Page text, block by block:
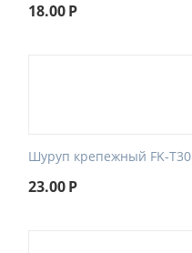
18.00Р
Шуруп крепежный FK-
23.00Р